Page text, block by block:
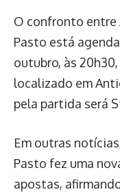
O confronto entre
Pasto está
outubro, às
localizado em
pela partida será
Em outras
Pasto fez uma
apostas,